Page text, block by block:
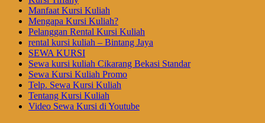
Manfaat Kursi Kuliah
Mengapa Kursi Kuliah?
Pelanggan Rental Kursi Kuliah
rental kursi kuliah – Bintang Jaya
SEWA KURSI
Sewa kursi kuliah Cikarang Bekasi Standar
Sewa Kursi Kuliah Promo
Telp. Sewa Kursi Kuliah
Tentang Kursi Kuliah
Video Sewa Kursi di Youtube